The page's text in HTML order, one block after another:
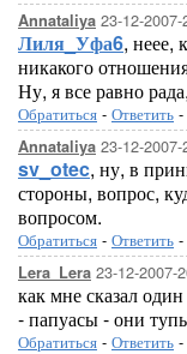
Annataliya 23-12-
Лиля_Уфа6, неее,
никакого
Ну, я все равно
Обратиться - Ответить -
Annataliya 23-12-
sv_otec, ну, в
стороны, вопрос,
вопросом.
Обратиться - Ответить -
Lera_Lera 23-12-2007-
как мне сказал
- папуасы - они
Обратиться - Ответить -